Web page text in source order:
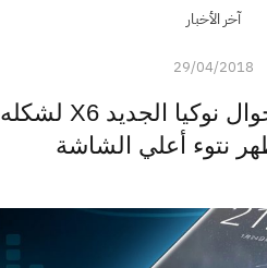
آخر الأخبار
29/04/2018
تسريبات: صور جوال نوكيا الجديد X6 لشكله
نتوء أعلي الشاشة